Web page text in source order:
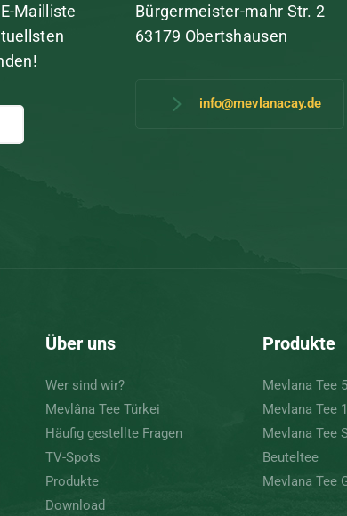
Mailliste
Bürgermeister-mahr Str. 2
63179 Obertshausen
info@mevlanacay.de
Über uns
Wer sind wir?
Mevlâna Tee Türkei
Häufig gestellte Fragen
TV-Spots
Produkte
Download
Produkte
Mevlana Tee
Mevlana Tee
Mevlana Tee
Beuteltee
Mevlana Tee